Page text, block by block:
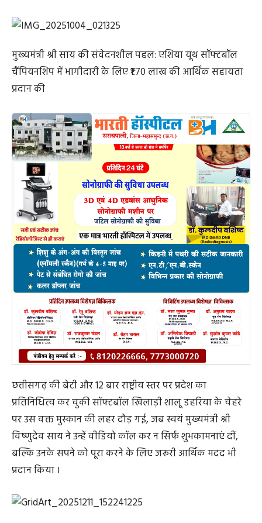
मुख्यमंत्री श्री साय की संवेदनशील पहल: एशिया यूथ सॉफ्टबॉल
चैंपियनशिप में भागीदारी के लिए ₹1.70 लाख की आर्थिक सहायता
प्रदान की
छत्तीसगढ़ की बेटी और 12 बार राष्ट्रीय स्तर पर प्रदेश का
प्रतिनिधित्व कर चुकी सॉफ्टबॉल खिलाड़ी शालू डहरिया के चेहरे
पर उस वक्त मुस्कान की लहर दौड़ गई, जब स्वयं मुख्यमंत्री श्री
विष्णुदेव साय ने उन्हें वीडियो कॉल कर न सिर्फ शुभकामनाएं दीं,
बल्कि उनके सपने को पूरा करने के लिए जरूरी आर्थिक मदद भी
प्रदान किया ।